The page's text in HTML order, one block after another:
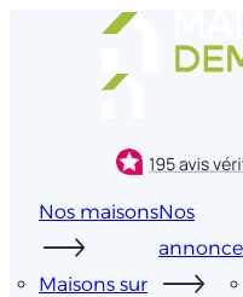
Nos maisons
Maisons sur
Nos